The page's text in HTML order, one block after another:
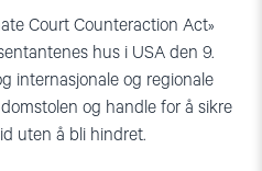
Court Counteraction Act»
hus i USA den 9.
internasjonale og regionale
og handle for å sikre
uten å bli hindret.